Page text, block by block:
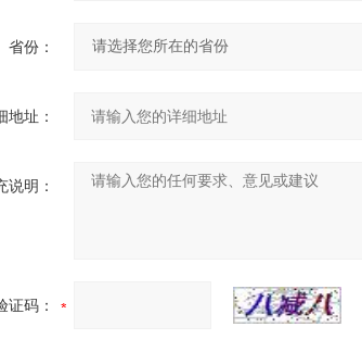
省份：
地址：
说明：
证码：